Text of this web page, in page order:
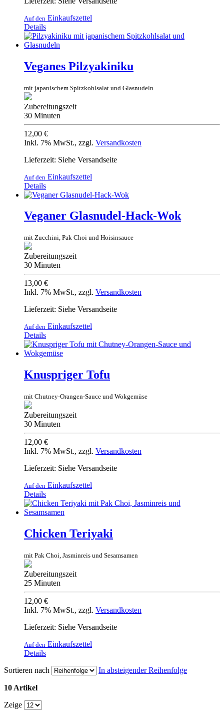
Auf den Einkaufszettel
Details
Veganes Pilzyakiniku
mit japanischem Spitzkohlsalat und Glasnudeln
Zubereitungszeit
30 Minuten
12,00 €
Inkl. 7% MwSt., zzgl. Versandkosten
Lieferzeit: Siehe Versandseite
Auf den Einkaufszettel
Details
Veganer Glasnudel-Hack-Wok
mit Zucchini, Pak Choi und Hoisinsauce
Zubereitungszeit
30 Minuten
13,00 €
Inkl. 7% MwSt., zzgl. Versandkosten
Lieferzeit: Siehe Versandseite
Auf den Einkaufszettel
Details
Knuspriger Tofu
mit Chutney-Orangen-Sauce und Wokgemüse
Zubereitungszeit
30 Minuten
12,00 €
Inkl. 7% MwSt., zzgl. Versandkosten
Lieferzeit: Siehe Versandseite
Auf den Einkaufszettel
Details
Chicken Teriyaki
mit Pak Choi, Jasminreis und Sesamsamen
Zubereitungszeit
25 Minuten
12,00 €
Inkl. 7% MwSt., zzgl. Versandkosten
Lieferzeit: Siehe Versandseite
Auf den Einkaufszettel
Details
Sortieren nach
In absteigender Reihenfolge
10 Artikel
Zeige